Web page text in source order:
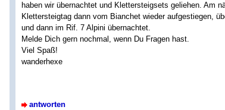
haben wir übernachtet und Klettersteigsets geliehen. Am
Klettersteigtag dann vom Bianchet wieder aufgestiegen,
und dann im Rif. 7 Alpini übernachtet.
Melde Dich gern nochmal, wenn Du Fragen hast.
Viel Spaß!
wanderhexe
antworten